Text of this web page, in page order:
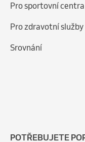
Pro sportovní centra
Pro zdravotní služby
Srovnání
POTŘEBUJETE